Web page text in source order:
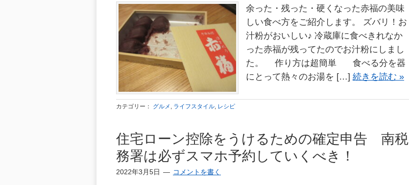
余った・残った・硬くなった赤福の美味
しい食べ方をご紹介します。 ズバリ！お
汁粉がおいしい♪ 冷蔵庫に食べきれなか
った赤福が残ってたのでお汁粉にしまし
た。 作り方は超簡単 食べる分を器
にとって熱々のお湯を […] 続きを読む »
カテゴリー： グルメ , ライフスタイル, レシピ
住宅ローン控除をうけるための確定申告 南税
務署は必ずスマホ予約していくべき！
2022年3月5日 コメントを書く